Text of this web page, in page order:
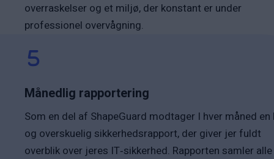
overraskelser og et miljø, der konstant er under
professionel overvågning.
Månedlig rapportering
Som en del af ShapeGuard modtager I hver måned en
og overskuelig sikkerhedsrapport, der giver jer fuldt
overblik over jeres IT‑sikkerhed. Rapporten samler alle